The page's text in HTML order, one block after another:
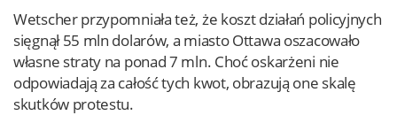
Wetscher przypomniała też, że koszt działań policyjnych
sięgnął 55 mln dolarów, a miasto Ottawa oszacowało
własne straty na ponad 7 mln. Choć oskarżeni nie
odpowiadają za całość tych kwot, obrazują one skalę
skutków protestu.